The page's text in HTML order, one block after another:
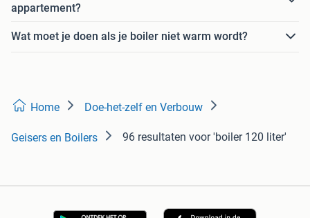
appartement?
Wat moet je doen als je boiler niet warm wordt?
Home Doe-het-zelf en Verbouw
Geisers en Boilers 96 resultaten voor 'boiler 120 liter'